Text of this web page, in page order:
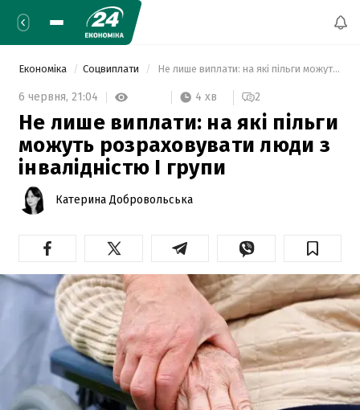
Економіка Соцвиплати Не лише виплати: на які пільги можуть розраховувати люди з інвалідністю І групи
6 червня, 21:04 4 хв 2
Не лише виплати: на які пільги
можуть розраховувати люди з
інвалідністю І групи
Катерина Добровольська